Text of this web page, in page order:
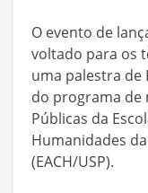
O evento de
voltado para os
uma palestra de
do programa de
Públicas da
Humanidades
(EACH/USP).